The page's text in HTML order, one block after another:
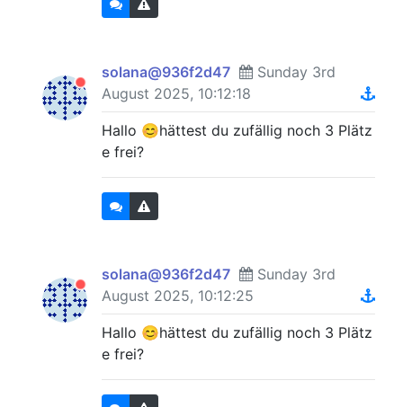
solana@936f2d47
Sunday 3rd
August 2025, 10:12:18
Hallo 😊hättest du zufällig noch 3 Plätz
e frei?
solana@936f2d47
Sunday 3rd
August 2025, 10:12:25
Hallo 😊hättest du zufällig noch 3 Plätz
e frei?